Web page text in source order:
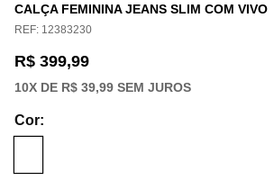
CALÇA FEMININA JEANS SLIM COM VIVO
REF: 12383230
R$ 399,99
10X DE R$ 39,99 SEM JUROS
Cor: